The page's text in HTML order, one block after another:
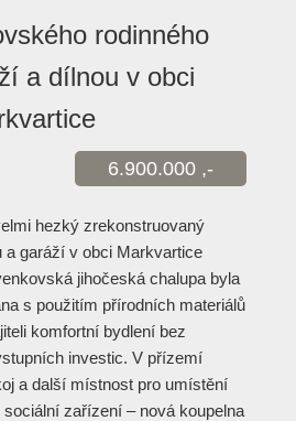
rodinného
a dílnou v obci
6.900.000 ,-
hezký zrekonstruovaný
a garáží v obci Markvartice
jihočeská chalupa byla
s použitím přírodních materiálů
komfortní bydlení bez
investic. V přízemí
a další místnost pro umístění
zařízení – nová koupelna